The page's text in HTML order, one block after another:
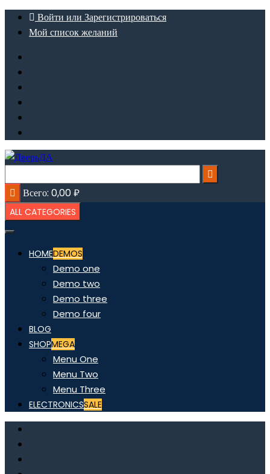
ПерейтиВойти или Зарегистрироваться
Мой список желаний
Всего: 0,00₽
ALL CATEGORIES
HOMEDEMOS
Demo one
Demo two
Demo three
Demo four
BLOG
SHOPMEGA
Menu One
Menu Two
Menu Three
ELECTRONICSSALE